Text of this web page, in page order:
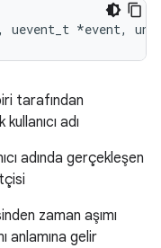
, uevent_t *event,
tarafından
adı
adında gerçekleşen
zaman aşımı
anlamına gelir